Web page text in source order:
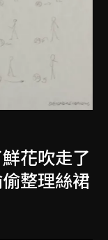
花吹走了
整理絲裙